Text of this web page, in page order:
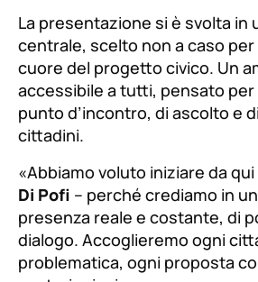
La presentazione si è svolta in
centrale, scelto non a caso
cuore del progetto civico. Un
accessibile a tutti, pensato
punto d’incontro, di ascolto e
cittadini.
«Abbiamo voluto iniziare da
Di Pofi – perché crediamo in
presenza reale e costante, di
dialogo. Accoglieremo ogni
problematica, ogni proposta